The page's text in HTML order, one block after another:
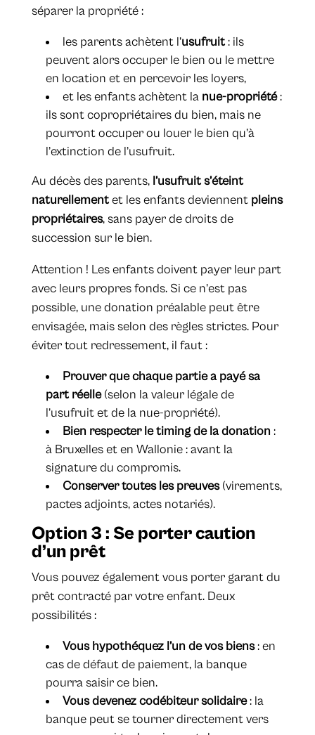
séparer la propriété :
les parents achètent l’usufruit: ils
peuvent alors occuper le bien ou le mettre
en location et en percevoir les loyers,
et les enfants achètent la nue-propriété:
ils sont copropriétaires du bien, mais ne
pourront occuper ou louer le bien qu’à
l’extinction de l’usufruit.
Au décès des parents, l’usufruit s’éteint
naturellementet les enfants deviennent pleins
propriétaires, sans payer de droits de
succession sur le bien.
Attention ! Les enfants doivent payer leur part
avec leurs propres fonds. Si ce n’est pas
possible, une donation préalable peut être
envisagée, mais selon des règles strictes. Pour
éviter tout redressement, il faut :
Prouver que chaque partie a payé sa
part réelle(selon la valeur légale de
l’usufruit et de la nue-propriété).
Bien respecter le timing de la donation :
à Bruxelles et en Wallonie : avant la
signature du compromis.
Conserver toutes les preuves(virements,
pactes adjoints, actes notariés).
Option 3 : Se porter caution
d’un prêt
Vous pouvez également vous porter garant du
prêt contracté par votre enfant. Deux
possibilités :
Vous hypothéquez l’un de vos biens: en
cas de défaut de paiement, la banque
pourra saisir ce bien.
Vous devenez codébiteur solidaire: la
banque peut se tourner directement vers